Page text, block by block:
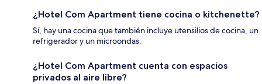
¿Hotel Com Apartment tiene cocina o kitchenette?
Sí, hay una cocina que también incluye utensilios de cocina, un
refrigerador y un microondas.
¿Hotel Com Apartment cuenta con espacios
privados al aire libre?